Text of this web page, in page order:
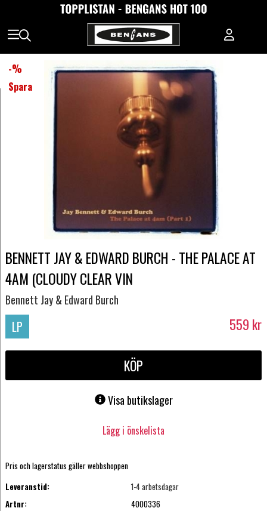
-%
Spara
BENNETT JAY & EDWARD BURCH - THE PALACE AT
4AM (CLOUDY CLEAR VIN
Bennett Jay & Edward Burch
LP 559 kr
KÖP
Visa butikslager
Lägg i önskelista
Pris och lagerstatus gäller webbshoppen
Leveranstid:
1-4 arbetsdagar
Artnr:
4000336